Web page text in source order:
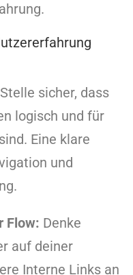
Stelle sicher, dass
logisch und für
Eine klare
und
Flow: Denke
auf deiner
Interne Links an